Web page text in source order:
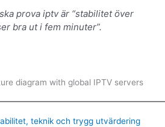
prova iptv är “stabilitet över
bra ut i fem minuter”.
teknik och trygg utvärdering